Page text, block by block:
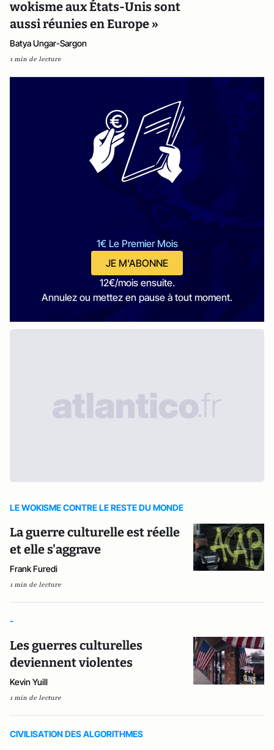
wokisme aux États-Unis sont
aussi réunies en Europe »
Batya Ungar-Sargon
1 min de lecture
1€ Le Premier Mois
JE M'ABONNE
12€/mois ensuite.
Annulez ou mettez en pause à tout moment.
LE WOKISME CONTRE LE RESTE DU MONDE
La guerre culturelle est réelle
et elle s'aggrave
Frank Furedi
1 min de lecture
-
Les guerres culturelles
deviennent violentes
Kevin Yuill
1 min de lecture
CIVILISATION DES ALGORITHMES